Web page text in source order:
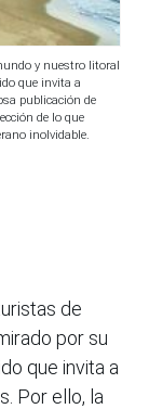
y nuestro litoral
que invita a
publicación de
de lo que
inolvidable.
de
por su
que invita a
Por ello, la